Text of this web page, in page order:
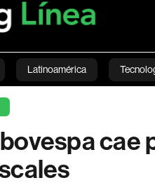
Latinoamérica
cae